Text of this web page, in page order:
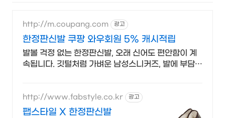
http://m.coupang.com 광고
한정판신발 쿠팡 와우회원 5% 캐시적립
발볼 걱정 없는 한정판신발, 오래 신어도 편안함이 계
속됩니다. 깃털처럼 가벼운 남성스니커즈, 발에 부담
http://www.fabstyle.co.kr 광고
팹스타일 X 한정판신발